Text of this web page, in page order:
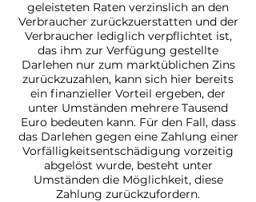
geleisteten Raten verzinslich an den
Verbraucher zurückzuerstatten und der
Verbraucher lediglich verpflichtet ist,
das ihm zur Verfügung gestellte
Darlehen nur zum marktüblichen Zins
zurückzuzahlen, kann sich hier bereits
ein finanzieller Vorteil ergeben, der
unter Umständen mehrere Tausend
Euro bedeuten kann. Für den Fall, dass
das Darlehen gegen eine Zahlung einer
Vorfälligkeitsentschädigung vorzeitig
abgelöst wurde, besteht unter
Umständen die Möglichkeit, diese
Zahlung zurückzufordern.